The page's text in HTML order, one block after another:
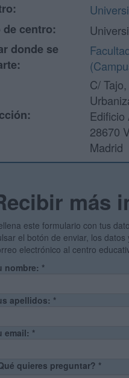
de centro:
donde se
C/
Edificio
28670
Madrid
más
este formulario con tus
el botón de enviar, los
electrónico al centro
nombre: *
apellidos: *
email: *
quieres preguntar? *